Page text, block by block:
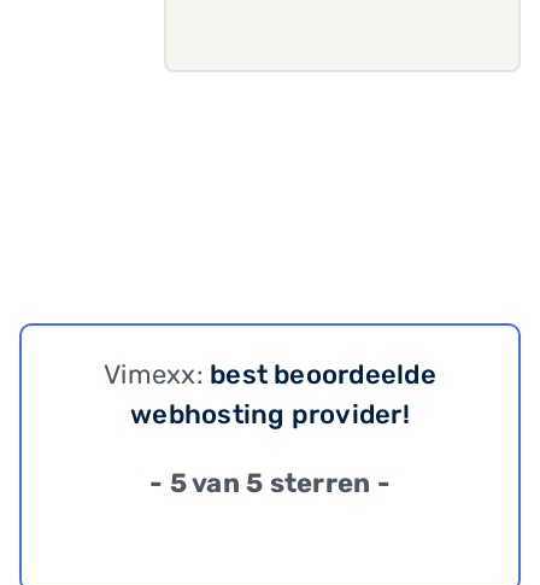
Vimexx: best beoordeelde
webhosting provider!
- 5 van 5 sterren -